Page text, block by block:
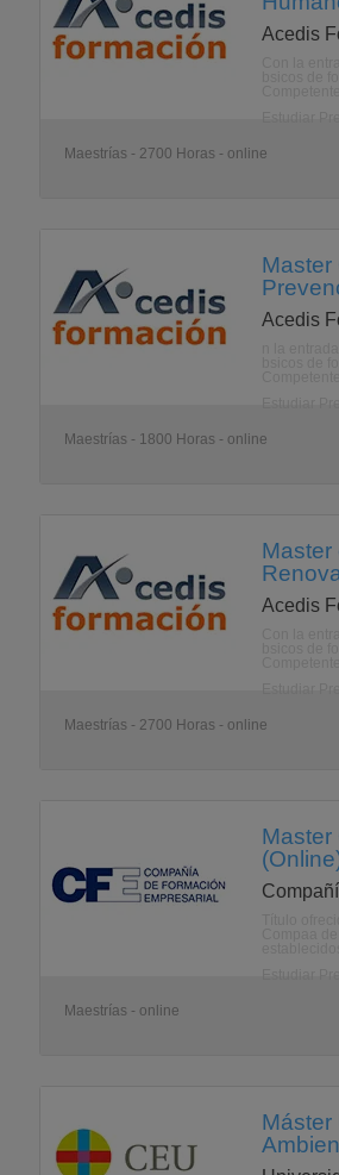
Acedis
Maestrías - 2700 Horas - online
Acedis
Maestrías - 1800 Horas - online
Acedis
Maestrías - 2700 Horas - online
Master
Maestrías - online
Máster